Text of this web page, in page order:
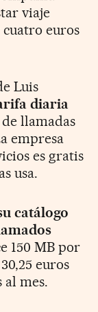
viaje
euros
Luis
diaria
llamadas
empresa
es gratis
usa.
catálogo
150 MB por
euros
al mes.